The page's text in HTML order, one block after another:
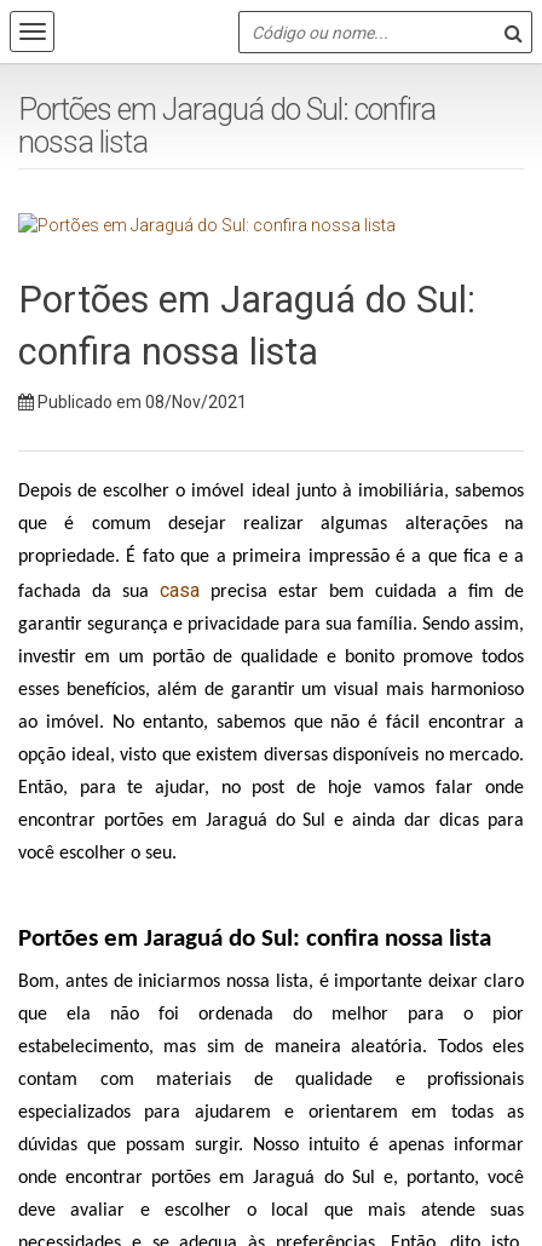
Portões em Jaraguá do Sul: confira
nossa lista
Portões em Jaraguá do Sul:
confira nossa lista
Publicado em 08/Nov/2021
Depois de escolher o imóvel ideal junto à imobiliária, sabemos
que é comum desejar realizar algumas alterações na
propriedade. É fato que a primeira impressão é a que fica e a
fachada da sua casa precisa estar bem cuidada a fim de
garantir segurança e privacidade para sua família. Sendo assim,
investir em um portão de qualidade e bonito promove todos
esses benefícios, além de garantir um visual mais harmonioso
ao imóvel. No entanto, sabemos que não é fácil encontrar a
opção ideal, visto que existem diversas disponíveis no mercado.
Então, para te ajudar, no post de hoje vamos falar onde
encontrar portões em Jaraguá do Sul e ainda dar dicas para
você escolher o seu.
Portões em Jaraguá do Sul: confira nossa lista
Bom, antes de iniciarmos nossa lista, é importante deixar claro
que ela não foi ordenada do melhor para o pior
estabelecimento, mas sim de maneira aleatória. Todos eles
contam com materiais de qualidade e profissionais
especializados para ajudarem e orientarem em todas as
dúvidas que possam surgir. Nosso intuito é apenas informar
onde encontrar portões em Jaraguá do Sul e, portanto, você
deve avaliar e escolher o local que mais atende suas